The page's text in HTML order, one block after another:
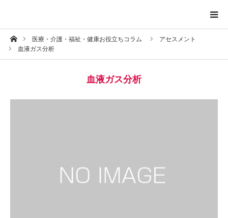
ホーム医療・介護・福祉・健康お役立ちコラム
アセスメント
血液ガス分析
血液ガス分析
トップページ
お問い合わせ